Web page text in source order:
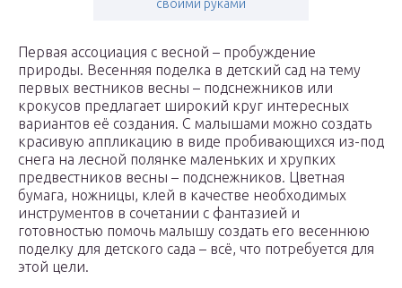
своими руками
Первая ассоциация с весной – пробуждение
природы. Весенняя поделка в детский сад на тему
первых вестников весны – подснежников или
крокусов предлагает широкий круг интересных
вариантов её создания. С малышами можно создать
красивую аппликацию в виде пробивающихся из-под
снега на лесной полянке маленьких и хрупких
предвестников весны – подснежников. Цветная
бумага, ножницы, клей в качестве необходимых
инструментов в сочетании с фантазией и
готовностью помочь малышу создать его весеннюю
поделку для детского сада – всё, что потребуется для
этой цели.